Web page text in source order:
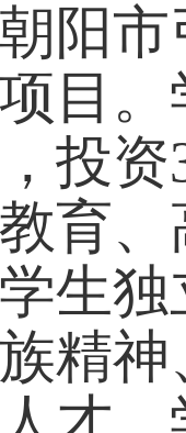
阳
目
投
育
生
精